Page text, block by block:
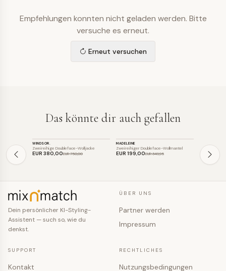
Empfehlungen konnten nicht geladen werden. Bitte
versuche es erneut.
Erneut versuchen
Das könnte dir auch gefallen
SALE
WINDSOR.
Zweireihige Doubleface-Wolljacke
EUR 380,00EUR 750,00
SALE
MADELEINE
Zweireihiger Doubleface-Wollmantel
EUR 199,00EUR 349,95
SALE
EUR 147
Dein persönlicher KI-Styling-
Assistent — such so, wie du
denkst.
ÜBER UNS
Partner werden
Impressum
SUPPORT
Kontakt
RECHTLICHES
Nutzungsbedingungen